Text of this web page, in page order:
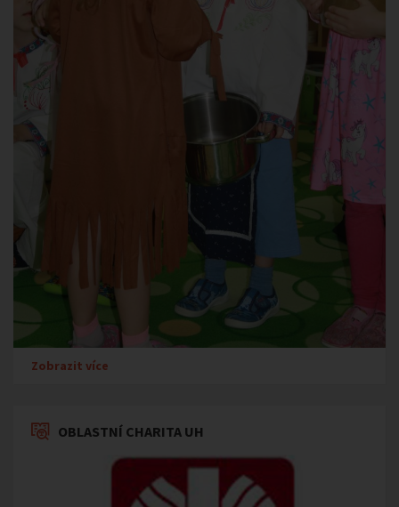
Zobrazit více
OBLASTNÍ CHARITA UH